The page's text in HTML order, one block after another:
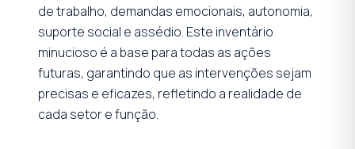
de trabalho, demandas emocionais, autonomia,
suporte social e assédio. Este inventário
minucioso é a base para todas as ações
futuras, garantindo que as intervenções sejam
precisas e eficazes, refletindo a realidade de
cada setor e função.